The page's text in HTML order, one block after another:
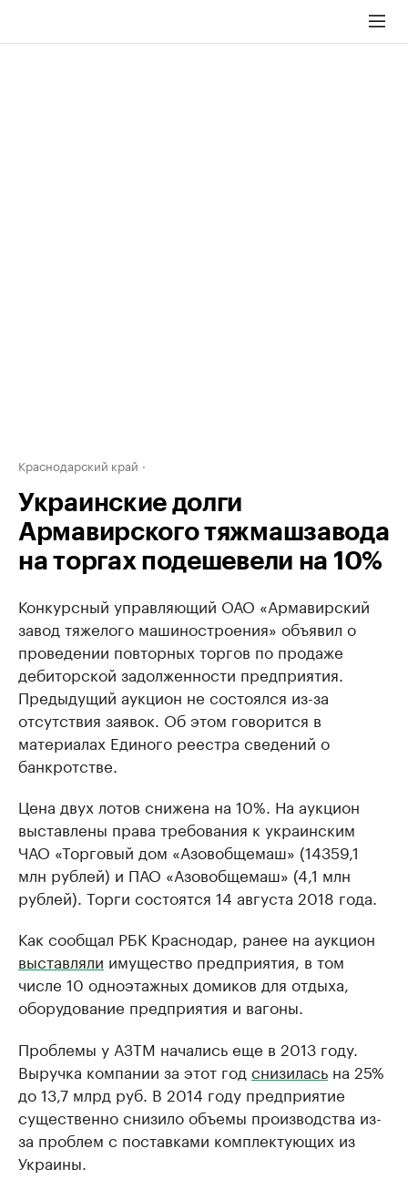
Краснодарский край
Украинские долги
Армавирского тяжмашзавода
на торгах подешевели на 10%
Конкурсный управляющий ОАО «Армавирский
завод тяжелого машиностроения» объявил о
проведении повторных торгов по продаже
дебиторской задолженности предприятия.
Предыдущий аукцион не состоялся из-за
отсутствия заявок. Об этом говорится в
материалах Единого реестра сведений о
банкротстве.
Цена двух лотов снижена на 10%. На аукцион
выставлены права требования к украинским
ЧАО «Торговый дом «Азовобщемаш» (14359,1
млн рублей) и ПАО «Азовобщемаш» (4,1 млн
рублей). Торги состоятся 14 августа 2018 года.
Как сообщал РБК Краснодар, ранее на аукцион
выставляли имущество предприятия, в том
числе 10 одноэтажных домиков для отдыха,
оборудование предприятия и вагоны.
Проблемы у АЗТМ начались еще в 2013 году.
Выручка компании за этот год снизилась на 25%
до 13,7 млрд руб. В 2014 году предприятие
существенно снизило объемы производства из-
за проблем с поставками комплектующих из
Украины.